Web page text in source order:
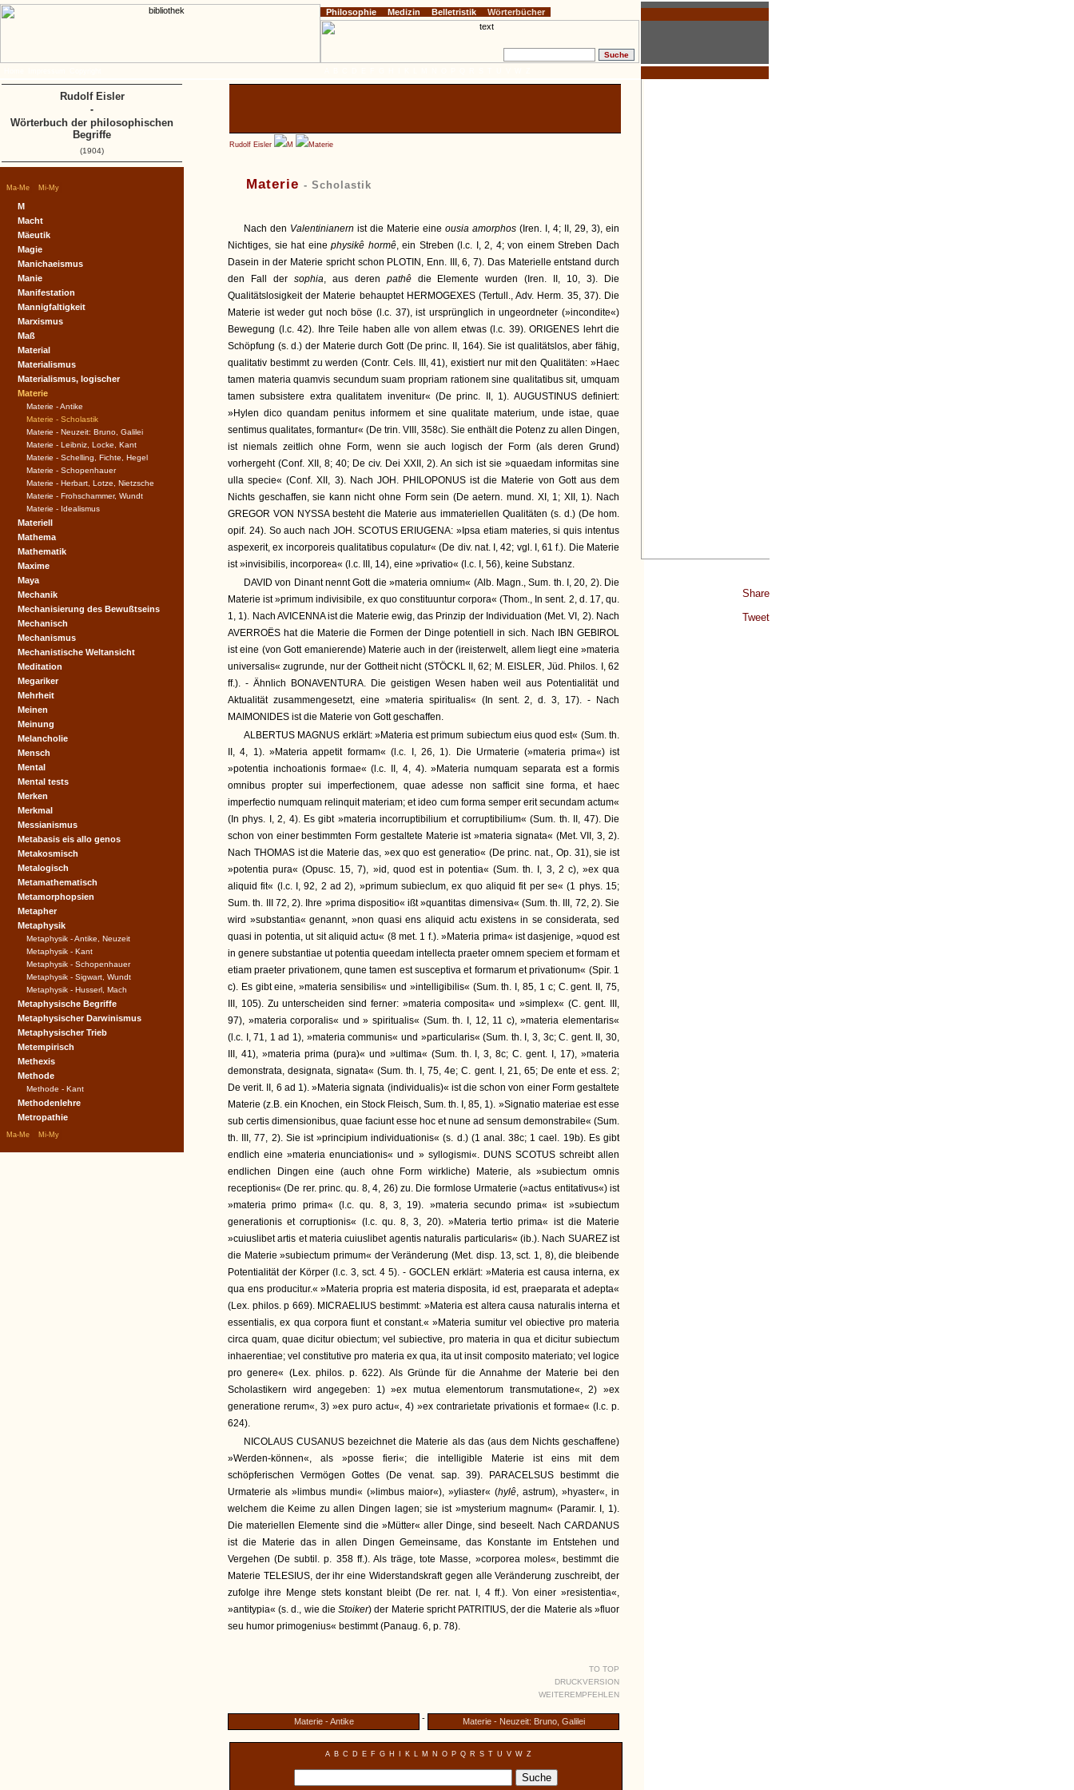
Share
Tweet
Rudolf Eisler M Materie
Materie - Scholastik
Nach den Valentinianern ist die Materie eine ousia amorphos (Iren. I, 4; II, 29, 3), ein
Nichtiges, sie hat einephysikê hormê, ein Streben (l.c. I, 2, 4; von einem Streben Dach
Dasein in der Materie spricht schon PLOTIN, Enn. III, 6, 7). Das Materielle entstand durch
den Fall der sophia, aus deren pathê die Elemente wurden (Iren. II, 10, 3). Die
Qualitätslosigkeit der Materie behauptet HERMOGEXES (Tertull., Adv. Herm. 35, 37). Die
Materie ist weder gut noch böse (l.c. 37), ist ursprünglich in ungeordneter (»incondite«)
Bewegung (l.c. 42). Ihre Teile haben alle von allem etwas (l.c. 39). ORIGENES lehrt die
Schöpfung (s. d.) der Materie durch Gott (De princ. II, 164). Sie ist qualitätslos, aber fähig,
qualitativ bestimmt zu werden (Contr. Cels. III, 41), existiert nur mit den Qualitäten: »Haec
tamen materia quamvis secundum suam propriam rationem sine qualitatibus sit, umquam
tamen subsistere extra qualitatem invenitur« (De princ. II, 1). AUGUSTINUS definiert:
»Hylen dico quandam penitus informem et sine qualitate materium, unde istae, quae
sentimus qualitates, formantur« (De trin. VIII, 358c). Sie enthält die Potenz zu allen Dingen,
ist niemals zeitlich ohne Form, wenn sie auch logisch der Form (als deren Grund)
vorhergeht (Conf. XII, 8; 40; De civ. Dei XXII, 2). An sich ist sie »quaedam informitas sine
ulla specie« (Conf. XII, 3). Nach JOH. PHILOPONUS ist die Materie von Gott aus dem
Nichts geschaffen, sie kann nicht ohne Form sein (De aetern. mund. XI, 1; XII, 1). Nach
GREGOR VON NYSSA besteht die Materie aus immateriellen Qualitäten (s. d.) (De hom.
opif. 24). So auch nach JOH. SCOTUS ERIUGENA: »Ipsa etiam materies, si quis intentus
aspexerit, ex incorporeis qualitatibus copulatur« (De div. nat. I, 42; vgl. I, 61 f.). Die Materie
ist »invisibilis, incorporea« (l.c. III, 14), eine »privatio« (l.c. I, 56), keine Substanz.
DAVID von Dinant nennt Gott die »materia omnium« (Alb. Magn., Sum. th. I, 20, 2). Die
Materie ist »primum indivisibile, ex quo constituuntur corpora« (Thom., In sent. 2, d. 17, qu.
1, 1). Nach AVICENNA ist die Materie ewig, das Prinzip der Individuation (Met. VI, 2). Nach
AVERROËS hat die Materie die Formen der Dinge potentiell in sich. Nach IBN GEBIROL
ist eine (von Gott emanierende) Materie auch in der (ireisterwelt, allem liegt eine »materia
universalis« zugrunde, nur der Gottheit nicht (STÖCKL II, 62; M. EISLER, Jüd. Philos. I, 62
ff.). - Ähnlich BONAVENTURA. Die geistigen Wesen haben weil aus Potentialität und
Aktualität zusammengesetzt, eine »materia spiritualis« (In sent. 2, d. 3, 17). - Nach
MAIMONIDES ist die Materie von Gott geschaffen.
ALBERTUS MAGNUS erklärt: »Materia est primum subiectum eius quod est« (Sum. th.
II, 4, 1). »Materia appetit formam« (l.c. I, 26, 1). Die Urmaterie (»materia prima«) ist
»potentia inchoationis formae« (l.c. II, 4, 4). »Materia numquam separata est a formis
omnibus propter sui imperfectionem, quae adesse non safficit sine forma, et haec
imperfectio numquam relinquit materiam; et ideo cum forma semper erit secundam actum«
(In phys. I, 2, 4). Es gibt »materia incorruptibilium et corruptibilium« (Sum. th. II, 47). Die
schon von einer bestimmten Form gestaltete Materie ist »materia signata« (Met. VII, 3, 2).
Nach THOMAS ist die Materie das, »ex quo est generatio« (De princ. nat., Op. 31), sie ist
»potentia pura« (Opusc. 15, 7), »id, quod est in potentia« (Sum. th. I, 3, 2 c), »ex qua
aliquid fit« (l.c. I, 92, 2 ad 2), »primum subieclum, ex quo aliquid fit per se« (1 phys. 15;
Sum. th. III 72, 2). Ihre »prima dispositio« ißt »quantitas dimensiva« (Sum. th. III, 72, 2). Sie
wird »substantia« genannt, »non quasi ens aliquid actu existens in se considerata, sed
quasi in potentia, ut sit aliquid actu« (8 met. 1 f.). »Materia prima« ist dasjenige, »quod est
in genere substantiae ut potentia queedam intellecta praeter omnem speciem et formam et
etiam praeter privationem, qune tamen est susceptiva et formarum et privationum« (Spir. 1
c). Es gibt eine, »materia sensibilis« und »intelligibilis« (Sum. th. I, 85, 1 c; C. gent. II, 75,
III, 105). Zu unterscheiden sind ferner: »materia composita« und »simplex« (C. gent. III,
97), »materia corporalis« und » spiritualis« (Sum. th. I, 12, 11 c), »materia elementaris«
(l.c. I, 71, 1 ad 1), »materia communis« und »particularis« (Sum. th. I, 3, 3c; C. gent. II, 30,
III, 41), »materia prima (pura)« und »ultima« (Sum. th. I, 3, 8c; C. gent. I, 17), »materia
demonstrata, designata, signata« (Sum. th. I, 75, 4e; C. gent. I, 21, 65; De ente et ess. 2;
De verit. II, 6 ad 1). »Materia signata (individualis)« ist die schon von einer Form gestaltete
Materie (z.B. ein Knochen, ein Stock Fleisch, Sum. th. I, 85, 1). »Signatio materiae est esse
sub certis dimensionibus, quae faciunt esse hoc et nune ad sensum demonstrabile« (Sum.
th. III, 77, 2). Sie ist »principium individuationis« (s. d.) (1 anal. 38c; 1 cael. 19b). Es gibt
endlich eine »materia enunciationis« und » syllogismi«. DUNS SCOTUS schreibt allen
endlichen Dingen eine (auch ohne Form wirkliche) Materie, als »subiectum omnis
receptionis« (De rer. princ. qu. 8, 4, 26) zu. Die formlose Urmaterie (»actus entitativus«) ist
»materia primo prima« (l.c. qu. 8, 3, 19). »materia secundo prima« ist »subiectum
generationis et corruptionis« (l.c. qu. 8, 3, 20). »Materia tertio prima« ist die Materie
»cuiuslibet artis et materia cuiuslibet agentis naturalis particularis« (ib.). Nach SUAREZ ist
die Materie »subiectum primum« der Veränderung (Met. disp. 13, sct. 1, 8), die bleibende
Potentialität der Körper (l.c. 3, sct. 4 5). - GOCLEN erklärt: »Materia est causa interna, ex
qua ens producitur.« »Materia propria est materia disposita, id est, praeparata et adepta«
(Lex. philos. p 669). MICRAELIUS bestimmt: »Materia est altera causa naturalis interna et
essentialis, ex qua corpora fiunt et constant.« »Materia sumitur vel obiective pro materia
circa quam, quae dicitur obiectum; vel subiective, pro materia in qua et dicitur subiectum
inhaerentiae; vel constitutive pro materia ex qua, ita ut insit composito materiato; vel logice
pro genere« (Lex. philos. p. 622). Als Gründe für die Annahme der Materie bei den
Scholastikern wird angegeben: 1) »ex mutua elementorum transmutatione«, 2) »ex
generatione rerum«, 3) »ex puro actu«, 4) »ex contrarietate privationis et formae« (l.c. p.
624).
NICOLAUS CUSANUS bezeichnet die Materie als das (aus dem Nichts geschaffene)
»Werden-können«, als »posse fieri«; die intelligible Materie ist eins mit dem
schöpferischen Vermögen Gottes (De venat. sap. 39). PARACELSUS bestimmt die
Urmaterie als »limbus mundi« (»limbus maior«), »yliaster« (hylê, astrum), »hyaster«, in
welchem die Keime zu allen Dingen lagen; sie ist »mysterium magnum« (Paramir. I, 1).
Die materiellen Elemente sind die »Mütter« aller Dinge, sind beseelt. Nach CARDANUS
ist die Materie das in allen Dingen Gemeinsame, das Konstante im Entstehen und
Vergehen (De subtil. p. 358 ff.). Als träge, tote Masse, »corporea moles«, bestimmt die
Materie TELESIUS, der ihr eine Widerstandskraft gegen alle Veränderung zuschreibt, der
zufolge ihre Menge stets konstant bleibt (De rer. nat. I, 4 ff.). Von einer »resistentia«,
»antitypia« (s. d., wie dieStoiker) der Materie spricht PATRITIUS, der die Materie als »fluor
seu humor primogenius« bestimmt (Panaug. 6, p. 78).
TO TOP
DRUCKVERSION
WEITEREMPFEHLEN
Materie - Antike - Materie - Neuzeit: Bruno, Galilei
A B C D E F G H K L M N O P Q R S T U V W Z
Ma-Me Mi-My
M
Macht
Mäeutik
Magie
Manichaeismus
Manie
Manifestation
Mannigfaltigkeit
Marxismus
Maß
Material
Materialismus
Materialismus, logischer
Materie
Materie - Antike
Materie - Scholastik
Materie - Neuzeit: Bruno, Galilei
Materie - Leibniz, Locke, Kant
Materie - Schelling, Fichte, Hegel
Materie - Schopenhauer
Materie - Herbart, Lotze, Nietzsche
Materie - Frohschammer, Wundt
Materie - Idealismus
Materiell
Mathema
Mathematik
Maxime
Maya
Mechanik
Mechanisierung des Bewußtseins
Mechanisch
Mechanismus
Mechanistische Weltansicht
Meditation
Megariker
Mehrheit
Meinen
Meinung
Melancholie
Mensch
Mental
Mental tests
Merken
Merkmal
Messianismus
Metabasis eis allo genos
Metakosmisch
Metalogisch
Metamathematisch
Metamorphopsien
Metapher
Metaphysik
Metaphysik - Antike, Neuzeit
Metaphysik - Kant
Metaphysik - Schopenhauer
Metaphysik - Sigwart, Wundt
Metaphysik - Husserl, Mach
Metaphysische Begriffe
Metaphysischer Darwinismus
Metaphysischer Trieb
Metempirisch
Methexis
Methode
Methode - Kant
Methodenlehre
Metropathie
Ma-Me Mi-My
Philosophie Medizin Belletristik Wörterbücher
Rudolf Eisler
-
Wörterbuch der philosophischen
Begriffe
(1904)